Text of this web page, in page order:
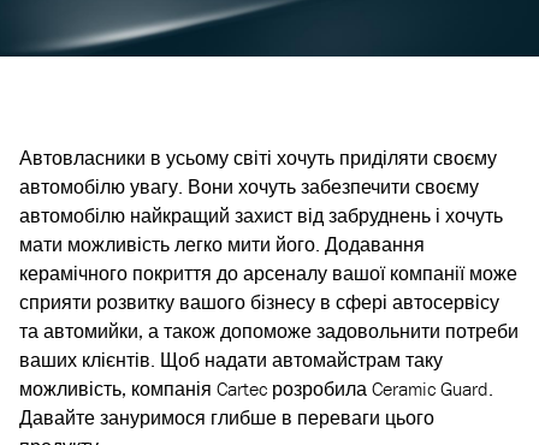
Автовласники в усьому світі хочуть приділяти своєму
автомобілю увагу. Вони хочуть забезпечити своєму
автомобілю найкращий захист від забруднень і хочуть
мати можливість легко мити його. Додавання
керамічного покриття до арсеналу вашої компанії може
сприяти розвитку вашого бізнесу в сфері автосервісу
та автомийки, а також допоможе задовольнити потреби
ваших клієнтів. Щоб надати автомайстрам таку
можливість, компанія Cartec розробила Ceramic Guard.
Давайте зануримося глибше в переваги цього